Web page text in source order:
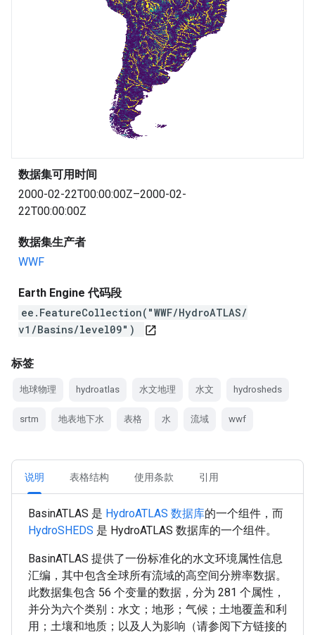
数据集可用时间
2000-02-22T00:00:00Z–2000-02-
22T00:00:00Z
数据集生产者
WWF
Earth Engine 代码段
ee.FeatureCollection("WWF/HydroATLAS/
v1/Basins/level09")
open_in_new
标签
地球物理 hydroatlas 水文地理 水文 hydrosheds
srtm 地表地下水 表格 水 流域 wwf
说明 表格结构 使用条款 引用
BasinATLAS 是 HydroATLAS 数据库的一个组件，而
HydroSHEDS 是 HydroATLAS 数据库的一个组件。
BasinATLAS 提供了一份标准化的水文环境属性信息
汇编，其中包含全球所有流域的高空间分辨率数据。
此数据集包含 56 个变量的数据，分为 281 个属性，
并分为六个类别：水文；地形；气候；土地覆盖和利
用；土壤和地质；以及人为影响（请参阅下方链接的